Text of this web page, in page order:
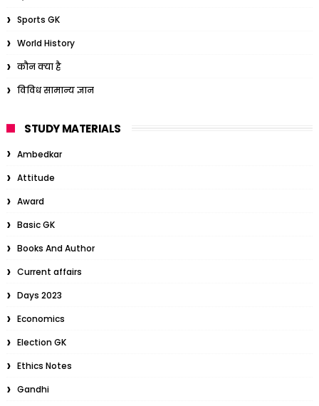
Sports GK
World History
कौन क्या है
विविध सामान्य ज्ञान
STUDY MATERIALS
Ambedkar
Attitude
Award
Basic GK
Books And Author
Current affairs
Days 2023
Economics
Election GK
Ethics Notes
Gandhi